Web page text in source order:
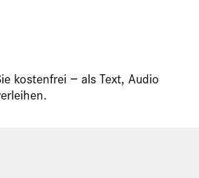
kostenfrei − als Text, Audio